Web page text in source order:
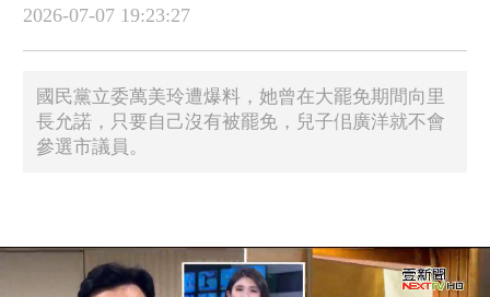
2026-07-07 19:23:27
國民黨立委萬美玲遭爆料，她曾在大罷免期間向里
長允諾，只要自己沒有被罷免，兒子佀廣洋就不會
參選市議員。